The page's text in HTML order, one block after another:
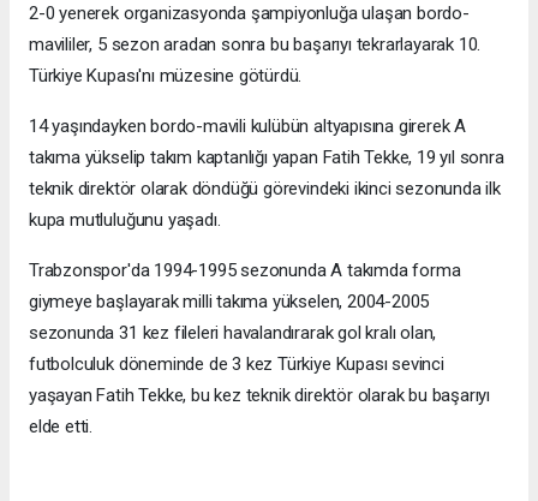
2-0 yenerek organizasyonda şampiyonluğa ulaşan bordo-
mavililer, 5 sezon aradan sonra bu başarıyı tekrarlayarak 10.
Türkiye Kupası'nı müzesine götürdü.
14 yaşındayken bordo-mavili kulübün altyapısına girerek A
takıma yükselip takım kaptanlığı yapan Fatih Tekke, 19 yıl sonra
teknik direktör olarak döndüğü görevindeki ikinci sezonunda ilk
kupa mutluluğunu yaşadı.
Trabzonspor'da 1994-1995 sezonunda A takımda forma
giymeye başlayarak milli takıma yükselen, 2004-2005
sezonunda 31 kez fileleri havalandırarak gol kralı olan,
futbolculuk döneminde de 3 kez Türkiye Kupası sevinci
yaşayan Fatih Tekke, bu kez teknik direktör olarak bu başarıyı
elde etti.